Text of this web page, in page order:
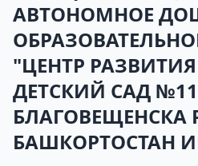
АВТОНОМНОЕ
"ЦЕНТР РАЗВИТИЯ
ДЕТСКИЙ САД
БЛАГОВЕЩЕНСКА
БАШКОРТОСТАН